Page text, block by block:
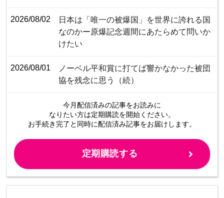
2026/08/02
日本は「唯一の被爆国」を世界に誇れる国
なのかー原爆記念週間にあたらめて問いか
けたい
2026/08/01
ノーベル平和賞に打てば響かなかった被団
協を残念に思う（続）
今月配信済みの記事をお読みに
なりたい方は定期購読を開始ください。
お手続き完了と同時に配信済み記事をお届けします。
定期購読する